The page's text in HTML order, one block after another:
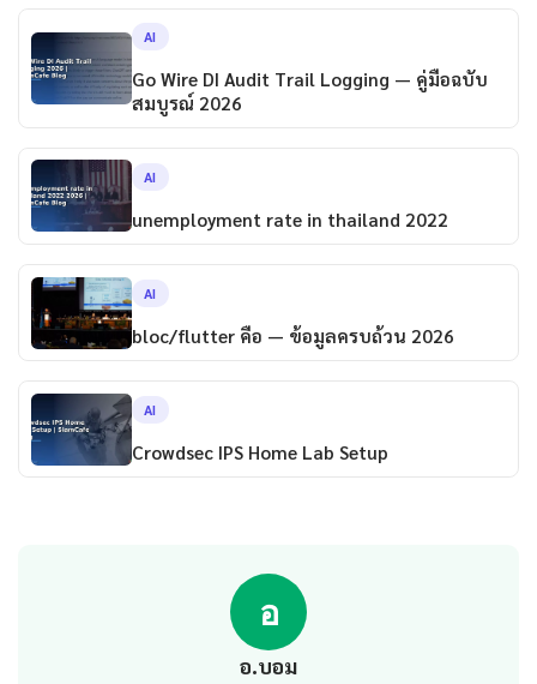
AI
Go Wire DI Audit Trail Logging — คู่มือฉบับ
สมบูรณ์ 2026
AI
unemployment rate in thailand 2022
AI
bloc/flutter คือ — ข้อมูลครบถ้วน 2026
AI
Crowdsec IPS Home Lab Setup
อ
อ.บอม